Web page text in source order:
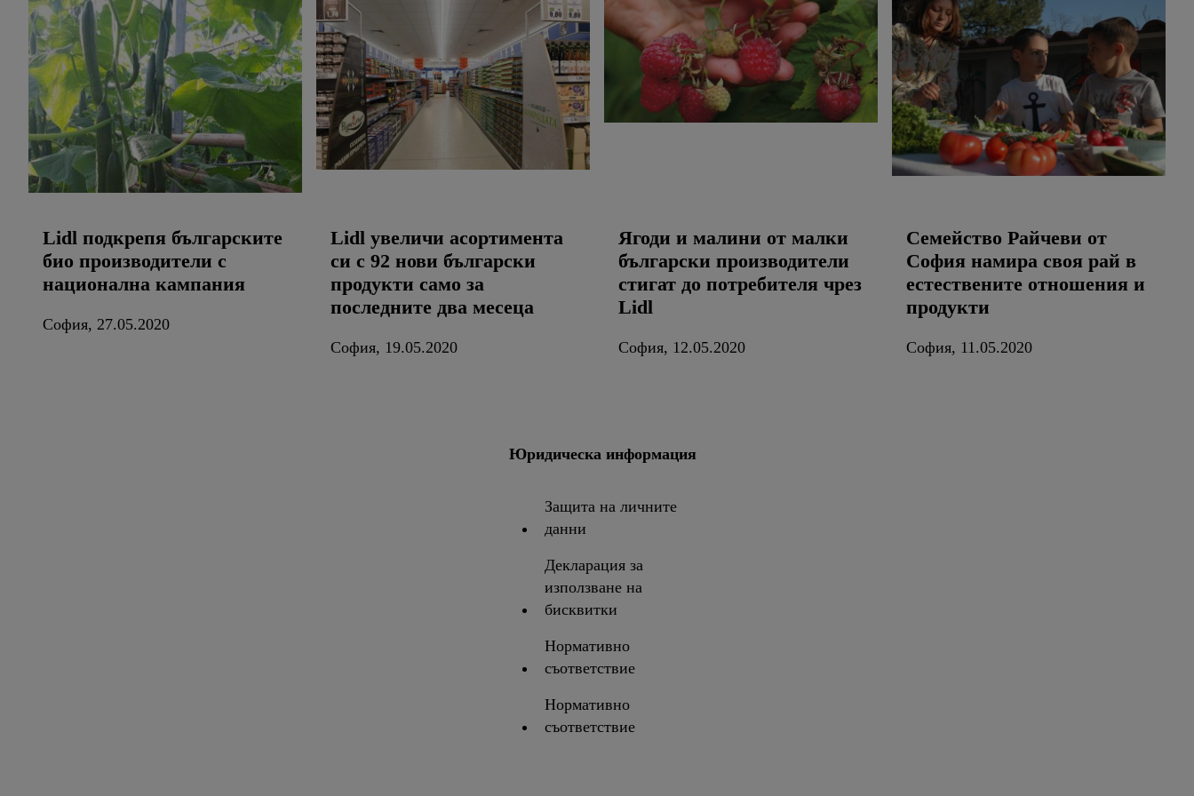
Lidl подкрепя българските
био производители с
национална кампания
София, 27.05.2020
Lidl увеличи асортимента
си с 92 нови български
продукти само за
последните два месеца
София, 19.05.2020
Ягоди и малини от малки
български производители
стигат до потребителя чрез
Lidl
София, 12.05.2020
Семейство Райчеви от
София намира своя рай в
естествените отношения и
продукти
София, 11.05.2020
Юридическа информация
Защита на личните
данни
Декларация за
използване на
бисквитки
Нормативно
съответствие
Нормативно
съответствие